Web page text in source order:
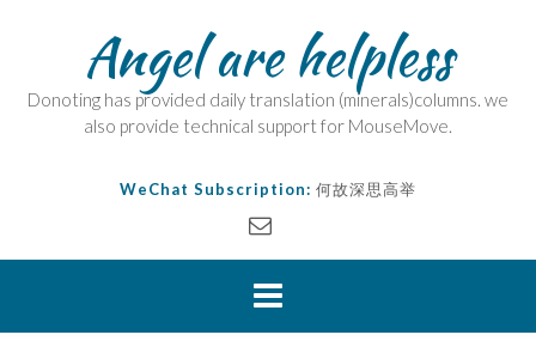
Angel are helpless
Donoting has provided daily translation (minerals)columns. we
also provide technical support for MouseMove.
WeChat Subscription: 何故深思高举